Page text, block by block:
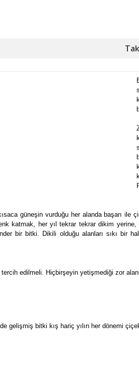
güneşin vurduğu her alanda başarı ile
katmak, her yıl tekrar tekrar dikim yerine,
bir bitki. Dikili olduğu alanları sıkı bir
edilmeli. Hiçbirşeyin yetişmediği zor
gelişmiş bitki kış hariç yılın her dönemi